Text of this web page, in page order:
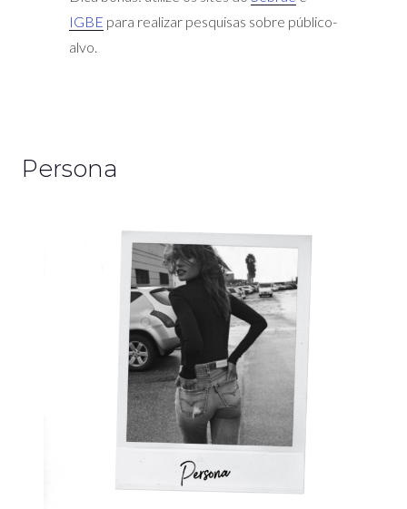
IGBE para realizar pesquisas sobre público-
alvo.
Persona